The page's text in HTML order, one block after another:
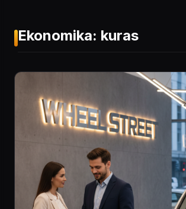
Ekonomika: kuras